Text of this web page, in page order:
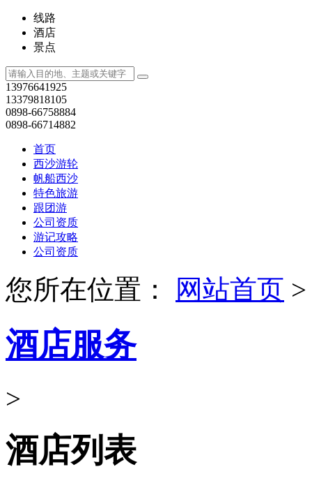
线路
酒店
景点
13976641925
13379818105
0898-66758884
0898-66714882
首页
西沙游轮
帆船西沙
特色旅游
跟团游
公司资质
游记攻略
公司资质
您所在位置： 网站首页 >
酒店服务
>
酒店列表